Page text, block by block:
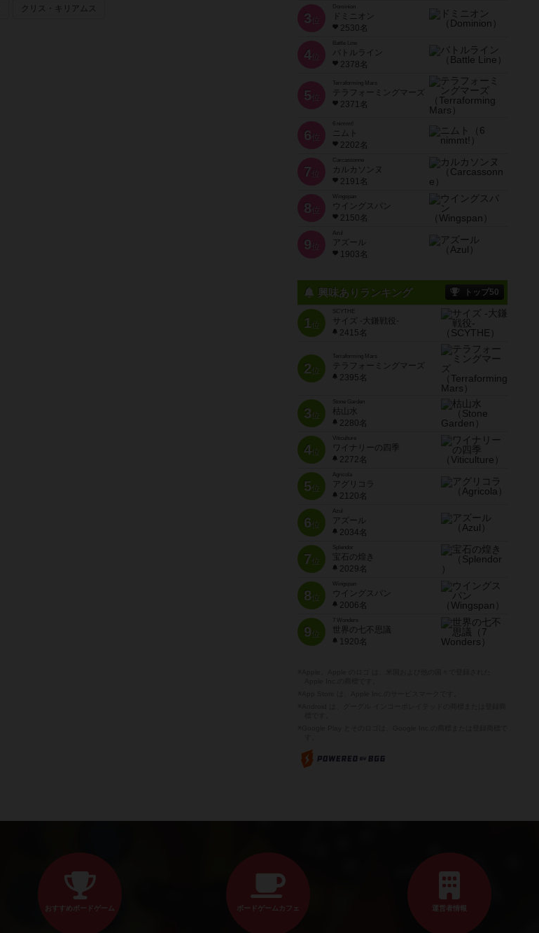
クリス・キリアムス
3 位
ドミニオン
2530名
4位
Battle Line
バトルライン
2378名
5 位
Terraforming Mars
テラフォーミングマーズ
2371名
6 位
ニムト
2202名
7 位
Carcassonne
カルカソンヌ
2191名
8 位
Wingspan
ウイングスパン
2150名
9 位
Azul
アズール
1903名
興味ありランキング トップ50
1位
SCYTHE
サイズ -大鎌戦役-
2415名
2位
Terraforming Mars
テラフォーミングマーズ
2395名
3位
Stone Garden
枯山水
2280名
4位
Viticulture
ワイナリーの四季
2272名
5位
Agricola
アグリコラ
2120名
6位
Azul
アズール
2034名
7位
宝石の煌き
2029名
8位
Wingspan
ウイングスパン
2006名
9位
7 Wonders
世界の七不思議
1920名
おすすめボードゲーム ボードゲームカフェ 運営者情報